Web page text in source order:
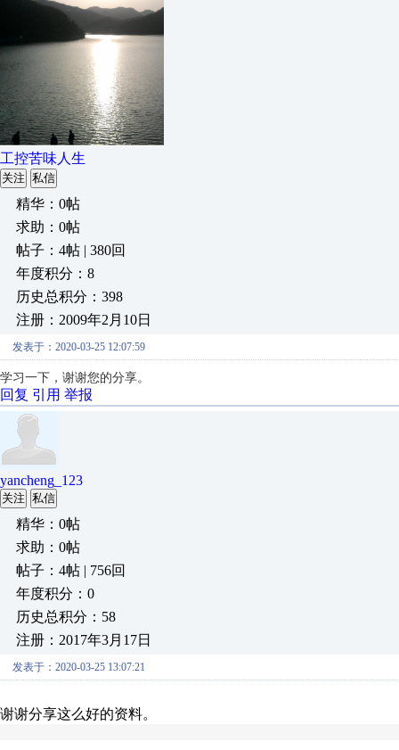
工控苦味人生
关注 私信
精华：0帖
求助：0帖
帖子：4帖 | 380回
年度积分：8
历史总积分：398
注册：2009年2月10日
发表于：2020-03-25 12:07:59
学习一下，谢谢您的分享。
回复 引用 举报
yancheng_123
关注 私信
精华：0帖
求助：0帖
帖子：4帖 | 756回
年度积分：0
历史总积分：58
注册：2017年3月17日
发表于：2020-03-25 13:07:21
谢谢分享这么好的资料。